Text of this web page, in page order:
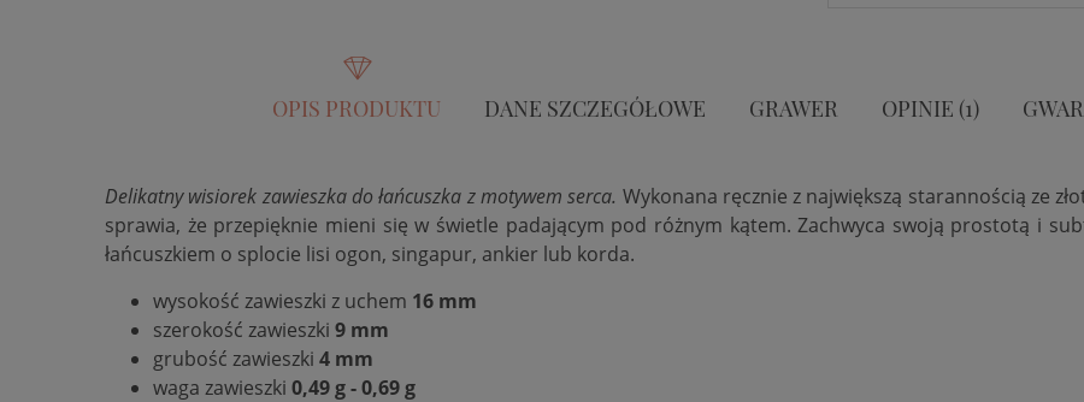
OPIS PRODUKTU DANE SZCZEGÓŁOWE GRAWER OPINIE (1)
Delikatny wisiorek zawieszka do łańcuszka z motywem serca. Wykonana ręcznie z największą starannością ze
sprawia, że przepięknie mieni się w świetle padającym pod różnym kątem. Zachwyca swoją prostotą i
łańcuszkiem o splocie lisi ogon, singapur, ankier lub korda.
wysokość zawieszki z uchem 16 mm
szerokość zawieszki 9 mm
grubość zawieszki 4 mm
waga zawieszki 0,49 g - 0,69 g